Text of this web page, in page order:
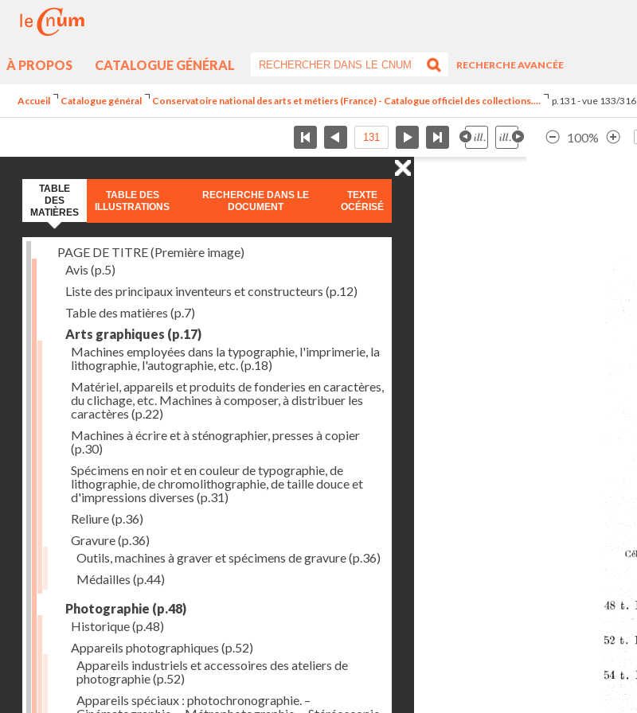
À PROPOS CATALOGUE GÉNÉRAL
RECHERCHE AVANCÉE
Accueil Catalogue général Conservatoire national des arts et métiers (France) - Catalogue officiel des collections.... p.131 - vue 133/316
100%
TABLE
DES
MATIÈRES
TABLE DES
ILLUSTRATIONS
RECHERCHE DANS LE
DOCUMENT
TEXTE
OCÉRISÉ
PAGE DE TITRE (Première image)
Avis (p.5)
Liste des principaux inventeurs et constructeurs (p.12)
Table des matières (p.7)
Arts graphiques (p.17)
Machines employées dans la typographie, l'imprimerie, la
lithographie, l'autographie, etc.(p.18)
Matériel, appareils et produits de fonderies en caractères,
du clichage, etc. Machines à composer, à distribuer les
caractères (p.22)
Machines à écrire et à sténographier, presses à copier
(p.30)
Spécimens en noir et en couleur de typographie, de
lithographie, de chromolithographie, de taille douce et
d'impressions diverses (p.31)
Reliure(p.36)
Gravure(p.36)
Outils, machines à graver et spécimens de gravure(p.36)
Médailles (p.44)
Photographie (p.48)
Historique(p.48)
Appareils photographiques (p.52)
Appareils industriels et accessoires des ateliers de
photographie(p.52)
Appareils spéciaux : photochronographie. –